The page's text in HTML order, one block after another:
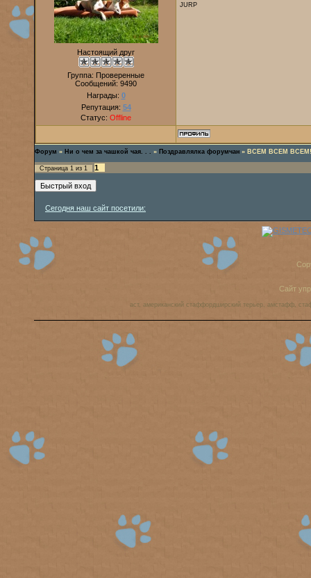
Настоящий друг
Группа: Проверенные
Сообщений: 9490
Награды: 0
Репутация: 54
Статус: Offline
JURP
Форум » Ни о чем за чашкой чая. . . » Поздравлялка форумчан » ВСЕМ ВСЕМ
Страница 1 из 1 1
Сегодня наш сайт посетили:
Сайт
аст, американский стаффордширский терьер, амстафф,